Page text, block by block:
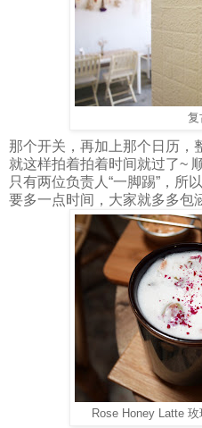
复
那个开关，再加上那个日历，
就这样拍着拍着时间就过了~
只有两位负责人“一脚踢”，所
要多一点时间，大家就多多包
Rose Honey Latte